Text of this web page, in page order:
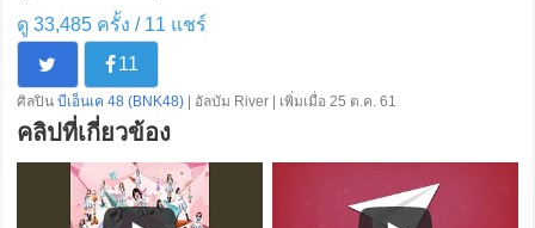
ดู 33,485 ครั้ง / 11 แชร์
11
ศิลปิน บีเอ็นเค 48 (BNK48) | อัลบัม River | เพิ่มเมื่อ 25 ต.ค. 61
คลิปที่เกี่ยวข้อง